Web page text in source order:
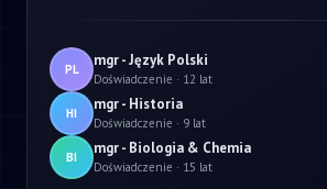
PL mgr - Język Polski
Doświadczenie · 12 lat
HI mgr - Historia
Doświadczenie · 9 lat
BI mgr - Biologia & Chemia
Doświadczenie · 15 lat